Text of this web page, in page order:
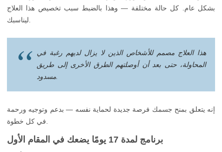
بشكل عام. كل حالة مختلفة — وهذا بالضبط سبب تخصيص هذا العلاج
هذا العلاج مصمم للأشخاص الذين لا يزال لديهم رغبة في
المحاولة، حتى بعد أن أوصلتهم الطرق الأخرى إلى طريق
إنه يتعلق بمنح جسمك فرصة جديدة لحماية نفسه — بدعم وتوجيه ورحمة
برنامج لمدة 17 يومًا يضعك في المقام الأول